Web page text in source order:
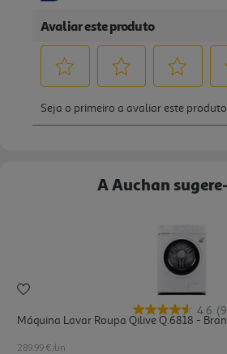
A Auchan
4.6
Máquina Lavar Roupa Qilive Q.6818 -
289.99 €/un